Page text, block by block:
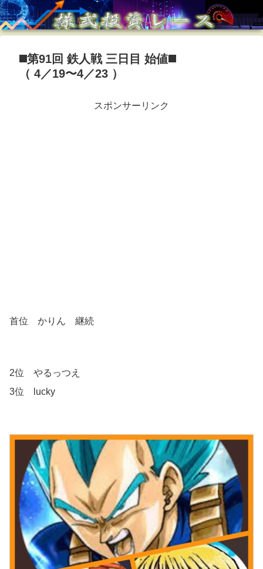
◼️第91回 鉄人戦 三日目 始値◼️
（ 4／19〜4／23 ）
スポンサーリンク
首位 かりん 継続
2位 やるっつえ
3位 lucky